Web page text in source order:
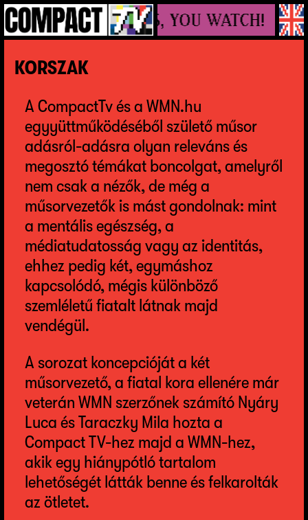
WE MAKE VIDEOS, YOU WATCH!
KORSZAK
A CompactTv és a WMN.hu
egyyüttműködéséből születő műsor
adásról-adásra olyan releváns és
megosztó témákat boncolgat, amelyről
nem csak a nézők, de még a
műsorvezetők is mást gondolnak: mint
a mentális egészség, a
médiatudatosság vagy az identitás,
ehhez pedig két, egymáshoz
kapcsolódó, mégis különböző
szemléletű fiatalt látnak majd
vendégül.
A sorozat koncepcióját a két
műsorvezető, a fiatal kora ellenére már
veterán WMN szerzőnek számító Nyáry
Luca és Taraczky Mila hozta a
Compact TV-hez majd a WMN-hez,
akik egy hiánypótló tartalom
lehetőségét látták benne és felkarolták
az ötletet.